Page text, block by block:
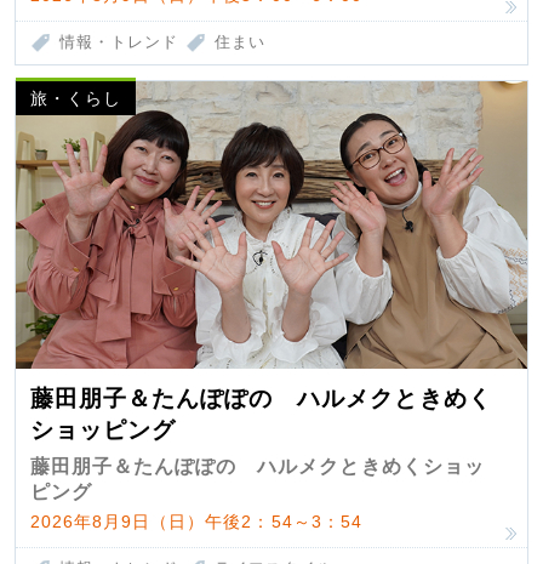
情報・トレンド 住まい
旅・くらし
藤田朋子＆たんぽぽの ハルメクときめく
ショッピング
藤田朋子＆たんぽぽの ハルメクときめくショッ
ピング
2026年8月9日（日）午後2：54～3：54